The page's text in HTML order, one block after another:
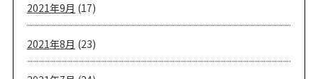
2021年9月 (17)
2021年8月 (23)